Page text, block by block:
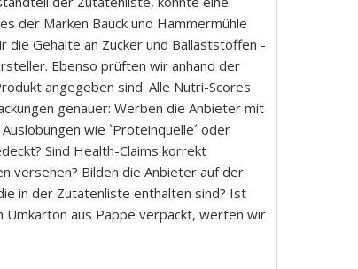
der Marken Bauck und Hammermühle
Gehalte an Zucker und Ballaststoffen -
Ebenso prüften wir anhand der
angegeben sind. Alle Nutri-Scores
genauer: Werben die Anbieter mit
wie `Proteinquelle´ oder
Sind Health-Claims korrekt
versehen? Bilden die Anbieter auf der
in der Zutatenliste enthalten sind? Ist
Umkarton aus Pappe verpackt, werten wir